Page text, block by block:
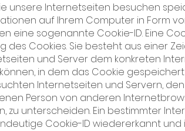
unsere Internetseiten besuchen
auf Ihrem Computer in Form
eine sogenannte Cookie-ID. Eine
des Cookies. Sie besteht aus einer
und Server dem konkreten
in dem das Cookie
Internetseiten und Servern,
Person von anderen
zu unterscheiden. Ein bestimmter
Cookie-ID wiedererkannt und